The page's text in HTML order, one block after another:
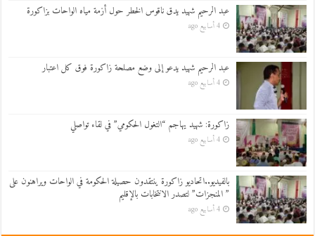
عبد الرحيم شهيد يدق ناقوس الخطر حول أزمة مياه الواحات بزاكورة
4 أسابيع ago
عبد الرحيم شهيد يدعو إلى وضع مصلحة زاكورة فوق كل اعتبار
4 أسابيع ago
زاكورة: شهيد يهاجم “التغول الحكومي” في لقاء تواصلي
4 أسابيع ago
بالفيديو..اتحاديو زاكورة ينتقدون حصيلة الحكومة في الواحات ويراهنون على
” المنجزات” لتصدر الانتخابات بالإقليم
4 أسابيع ago